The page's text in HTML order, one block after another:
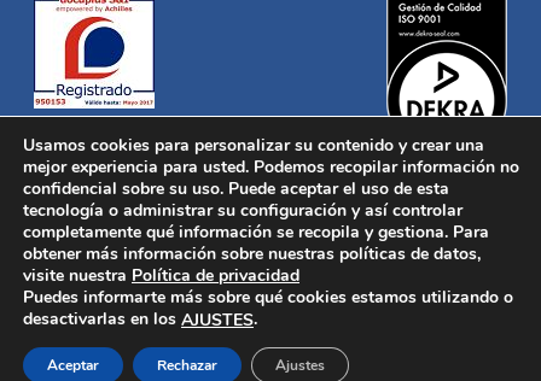
Distronica © 2016 Todos los derechos reservados.Aviso legal
Política de privacidad|Política de Cookies
Desarrollado porNucleosoft
Inicio
Quiénes Somos
Distribución
Usamos cookies para personalizar su contenido y crear una
mejor experiencia para usted. Podemos recopilar información no
confidencial sobre su uso. Puede aceptar el uso de esta
tecnología o administrar su configuración y así controlar
completamente qué información se recopila y gestiona. Para
obtener más información sobre nuestras políticas de datos,
visite nuestra Política de privacidad
Puedes informarte más sobre qué cookies estamos utilizando o
desactivarlas en los AJUSTES.
Aceptar Rechazar Ajustes